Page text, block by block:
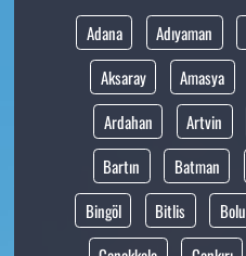
Adana Adıyaman
Aksaray
Amasya
Ardahan
Artvin
Bartın
Batman
Bingöl
Bitlis Bolu